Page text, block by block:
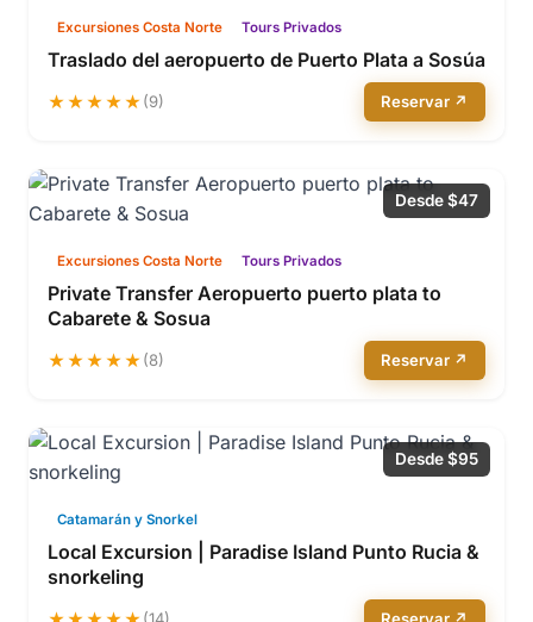
Excursiones Costa Norte Tours Privados
Traslado del aeropuerto de Puerto Plata a Sosúa
★★★★★(9) Reservar ↗
Desde $47
Excursiones Costa Norte Tours Privados
Private Transfer Aeropuerto puerto plata to
Cabarete & Sosua
★★★★★(8) Reservar ↗
Desde $95
Catamarán y Snorkel
Local Excursion | Paradise Island Punto Rucia &
snorkeling